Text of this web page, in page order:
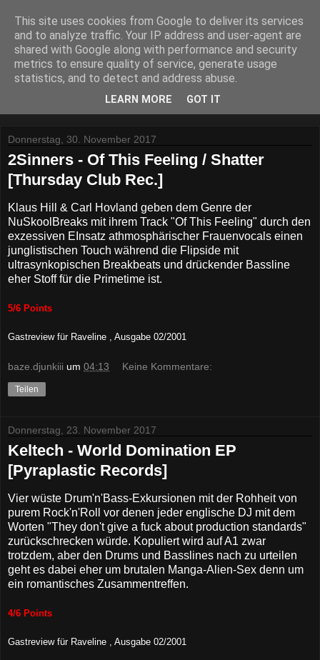
Lost Reviews From The
Archive
Was nach der Deadline übrig blieb.
Donnerstag, 30. November 2017
2Sinners - Of This Feeling / Shatter
[Thursday Club Rec.]
Klaus Hill & Carl Hovland geben dem Genre der
NuSkoolBreaks mit ihrem Track "Of This Feeling" durch den
exzessiven EInsatz athmosphärischer Frauenvocals einen
junglistischen Touch während die Flipside mit
ultrasynkopischen Breakbeats und drückender Bassline
eher Stoff für die Primetime ist.
5/6 Points
Gastreview für Raveline , Ausgabe 02/2001
baze.djunkiii um 04:13 Keine Kommentare:
Teilen
Donnerstag, 23. November 2017
Keltech - World Domination EP
[Pyraplastic Records]
Vier wüste Drum'n'Bass-Exkursionen mit der Rohheit von
purem Rock'n'Roll vor denen jeder englische DJ mit dem
Worten "They don't give a fuck about production standards"
zurückschrecken würde. Kopuliert wird auf A1 zwar
trotzdem, aber den Drums und Basslines nach zu urteilen
geht es dabei eher um brutalen Manga-Alien-Sex denn um
ein romantisches Zusammentreffen.
4/6 Points
Gastreview für Raveline , Ausgabe 02/2001
This site uses cookies from Google to deliver its services
and to analyze traffic. Your IP address and user-agent are
shared with Google along with performance and security
metrics to ensure quality of service, generate usage
statistics, and to detect and address abuse.
LEARN MORE GOT IT